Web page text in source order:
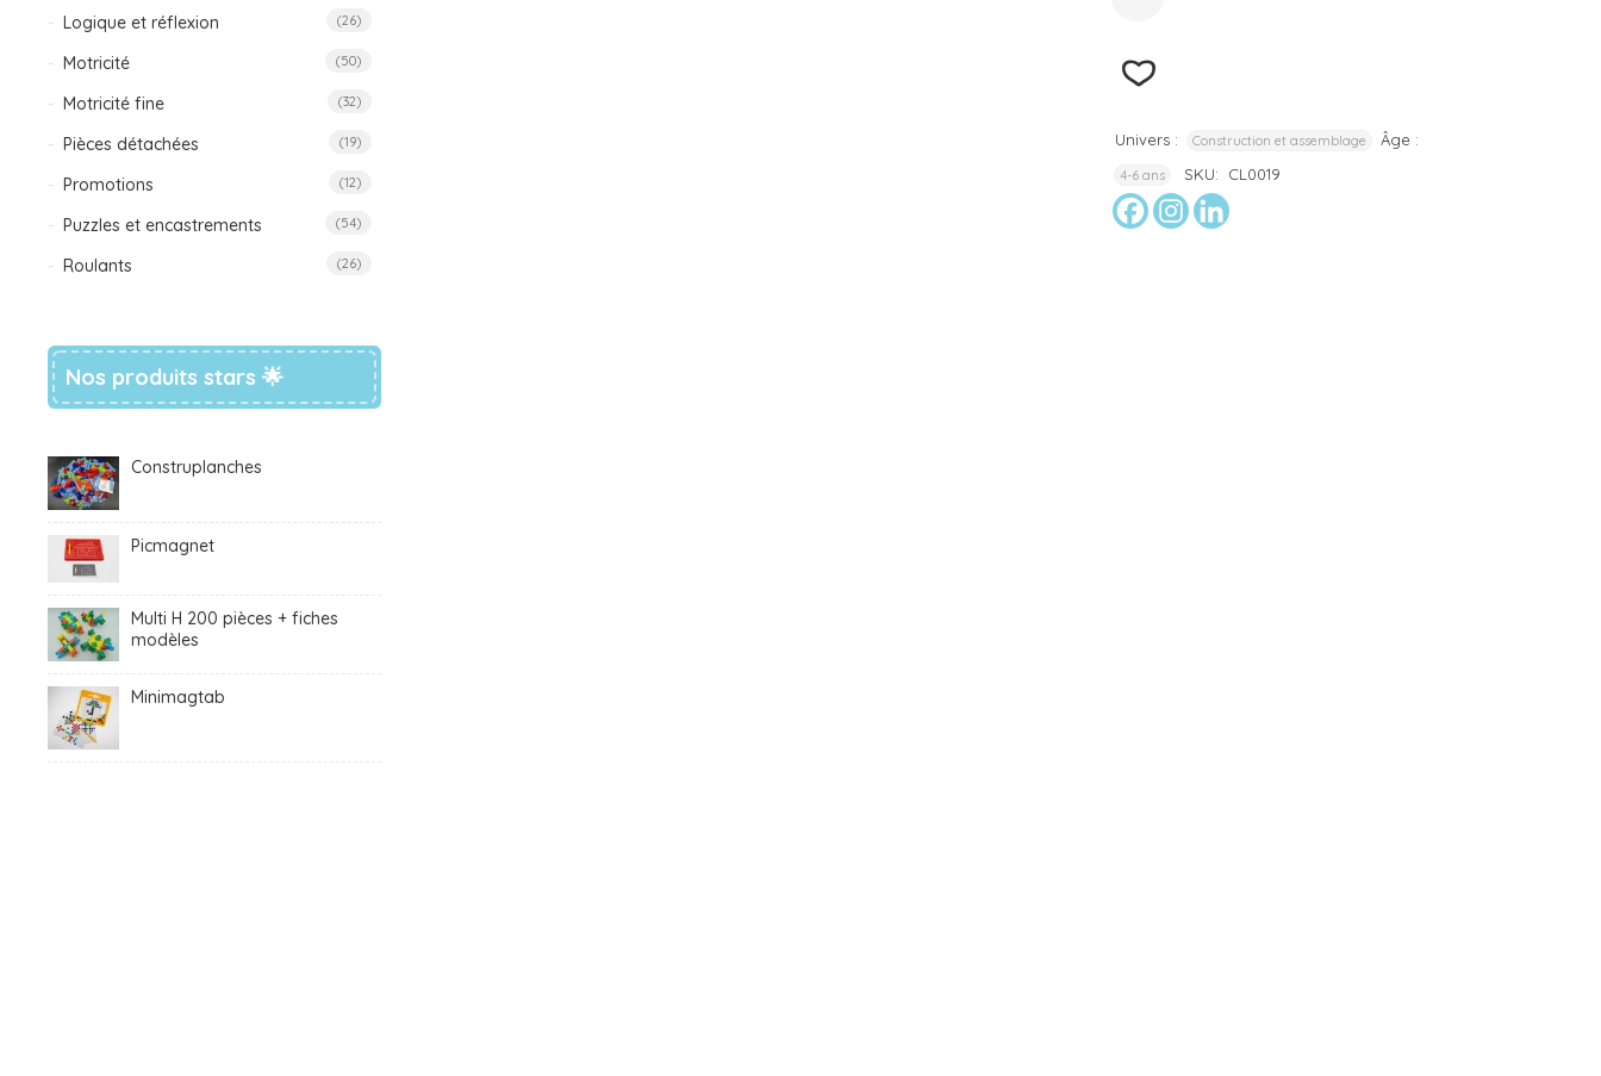
Univers : Construction et assemblage Âge :
4-6 ans SKU: CL0019
Logique et réflexion (26)
Motricité (50)
Motricité fine (32)
Pièces détachées (19)
Promotions (12)
Puzzles et encastrements (54)
Roulants (26)
Nos produits stars 🌟
Construplanches
Picmagnet
Multi H 200 pièces + fiches
modèles
Minimagtab